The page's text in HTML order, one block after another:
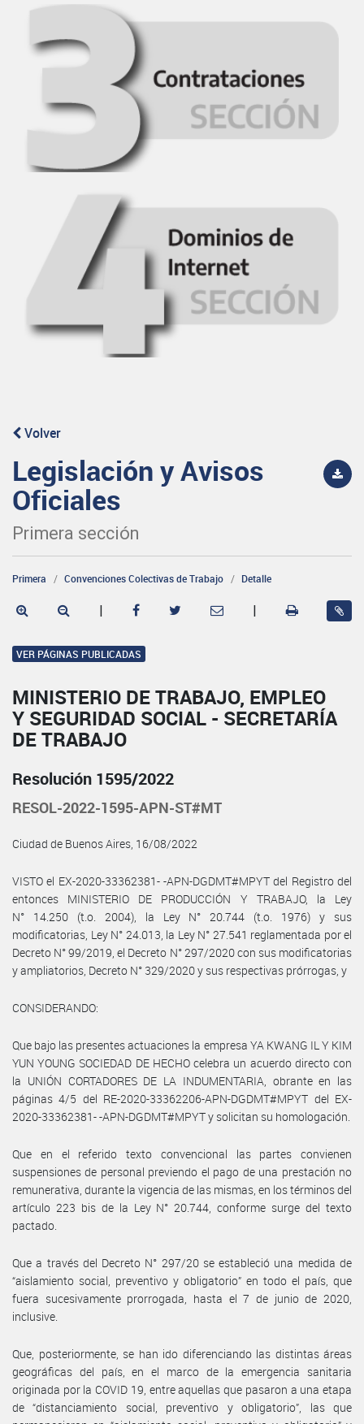
Volver
Legislación y Avisos
Oficiales
Primera sección
Primera Convenciones Colectivas de Trabajo Detalle
| |
VER PÁGINAS PUBLICADAS
MINISTERIO DE TRABAJO, EMPLEO
Y SEGURIDAD SOCIAL - SECRETARÍA
DE TRABAJO
Resolución 1595/2022
RESOL-2022-1595-APN-ST#MT
Ciudad de Buenos Aires, 16/08/2022
VISTO el EX-2020-33362381- -APN-DGDMT#MPYT del Registro del
entonces MINISTERIO DE PRODUCCIÓN Y TRABAJO, la Ley
N° 14.250 (t.o. 2004), la Ley N° 20.744 (t.o. 1976) y sus
modificatorias, Ley N° 24.013, la Ley N° 27.541 reglamentada por el
Decreto N° 99/2019, el Decreto N° 297/2020 con sus modificatorias
y ampliatorios, Decreto N° 329/2020 y sus respectivas prórrogas, y
CONSIDERANDO:
Que bajo las presentes actuaciones la empresa YA KWANG IL Y KIM
YUN YOUNG SOCIEDAD DE HECHO celebra un acuerdo directo con
la UNIÓN CORTADORES DE LA INDUMENTARIA, obrante en las
páginas 4/5 del RE-2020-33362206-APN-DGDMT#MPYT del EX-
2020-33362381- -APN-DGDMT#MPYT y solicitan su homologación.
Que en el referido texto convencional las partes convienen
suspensiones de personal previendo el pago de una prestación no
remunerativa, durante la vigencia de las mismas, en los términos del
artículo 223 bis de la Ley N° 20.744, conforme surge del texto
pactado.
Que a través del Decreto N° 297/20 se estableció una medida de
“aislamiento social, preventivo y obligatorio” en todo el país, que
fuera sucesivamente prorrogada, hasta el 7 de junio de 2020,
inclusive.
Que, posteriormente, se han ido diferenciando las distintas áreas
geográficas del país, en el marco de la emergencia sanitaria
originada por la COVID 19, entre aquellas que pasaron a una etapa
de “distanciamiento social, preventivo y obligatorio”, las que